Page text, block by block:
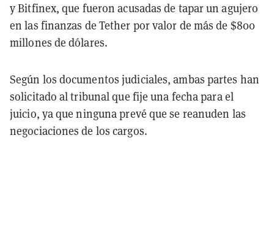
y Bitfinex, que fueron acusadas de tapar un agujero
en las finanzas de Tether por valor de más de $800
millones de dólares.
Según los documentos judiciales, ambas partes han
solicitado al tribunal que fije una fecha para el
juicio, ya que ninguna prevé que se reanuden las
negociaciones de los cargos.